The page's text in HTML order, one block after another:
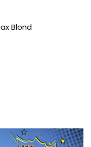
Blond